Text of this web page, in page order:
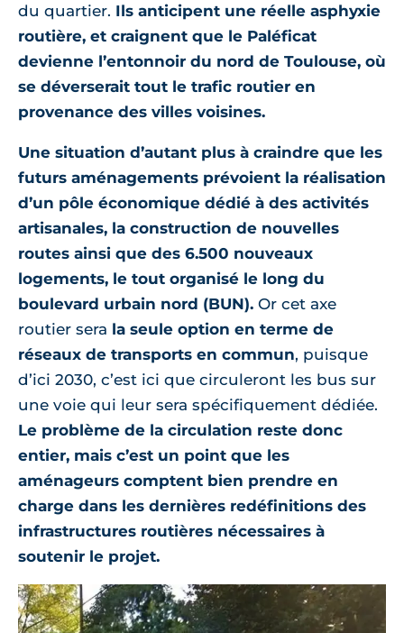
du quartier. Ils anticipent une réelle asphyxie
routière, et craignent que le Paléficat
devienne l’entonnoir du nord de Toulouse, où
se déverserait tout le trafic routier en
provenance des villes voisines.
Une situation d’autant plus à craindre que les
futurs aménagements prévoient la réalisation
d’un pôle économique dédié à des activités
artisanales, la construction de nouvelles
routes ainsi que des 6.500 nouveaux
logements, le tout organisé le long du
boulevard urbain nord (BUN). Or cet axe
routier sera la seule option en terme de
réseaux de transports en commun, puisque
d’ici 2030, c’est ici que circuleront les bus sur
une voie qui leur sera spécifiquement dédiée.
Le problème de la circulation reste donc
entier, mais c’est un point que les
aménageurs comptent bien prendre en
charge dans les dernières redéfinitions des
infrastructures routières nécessaires à
soutenir le projet.